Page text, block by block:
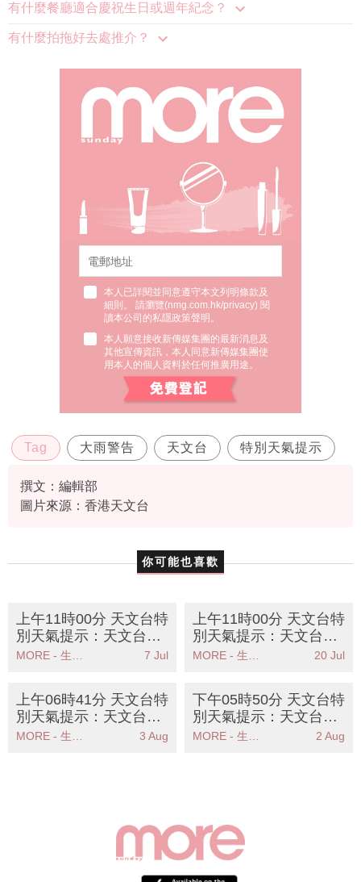
有什麼餐廳適合慶祝生日或週年紀念？
有什麼拍拖好去處推介？
本人已詳閱並同意遵守本文列明條款及
細則。 請瀏覽(nmg.com.hk/privacy) 閱
讀本公司的私隱政策聲明。
本人願意接收新傳媒集團的最新消息及
其他宣傳資訊，本人同意新傳媒集團使
用本人的個人資料於任何推廣用途。
Tag 大雨警告 天文台 特別天氣提示
撰文：編輯部
圖片來源：香港天文台
你可能也喜歡
上午11時00分 天文台特
別天氣提示：天文台發
出強風警告市民應立即
MORE - 生活品味 7 Jul
上午11時00分 天文台特
別天氣提示：天文台發
出強陣風警告市民應立
MORE - 生活品味 20 Jul
上午06時41分 天文台特
別天氣提示：天文台發
出特別天氣提示提醒市
3 Aug
下午05時50分 天文台特
別天氣提示：天文台發
出特別天氣提示香港廣
2 Aug